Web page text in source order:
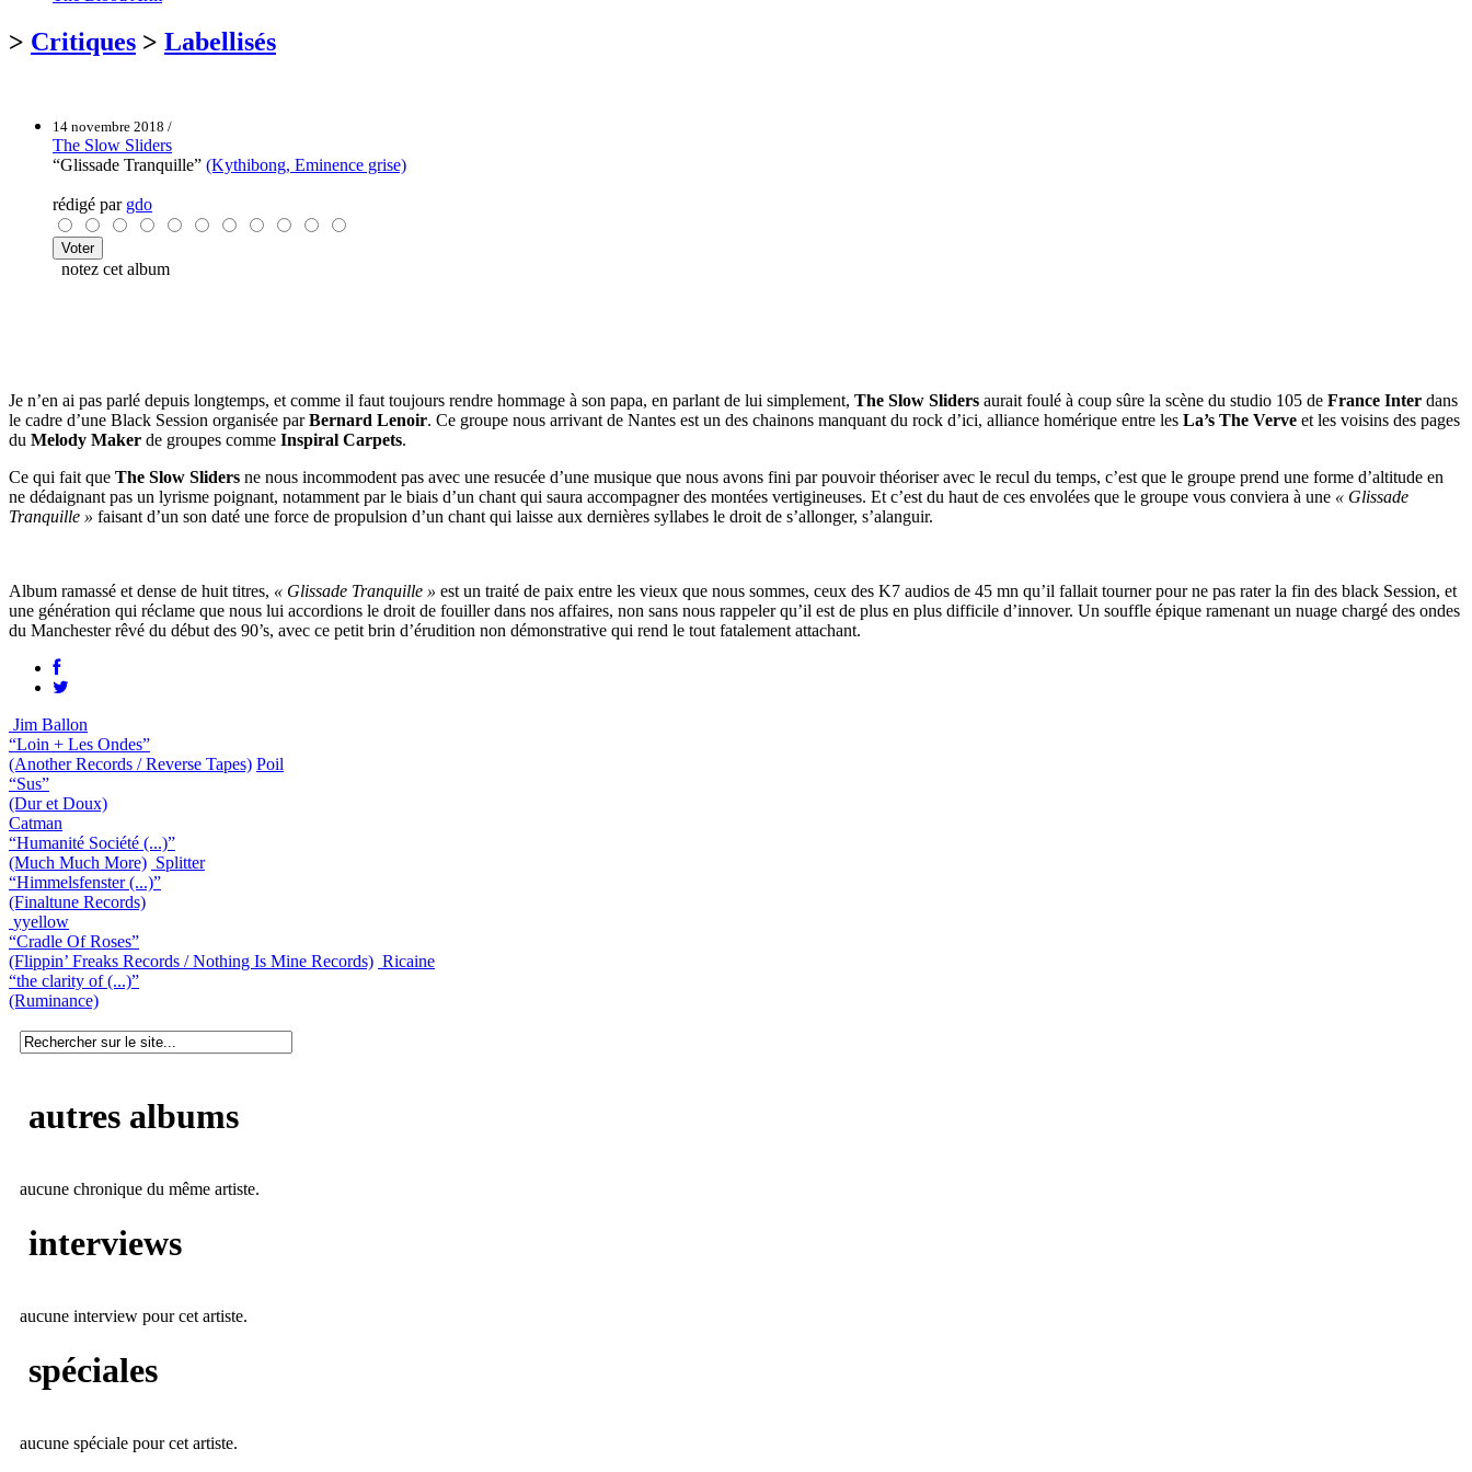
> Critiques > Labellisés
14 novembre 2018 /
The Slow Sliders
“Glissade Tranquille” (Kythibong, Eminence grise)
rédigé par gdo
notez cet album
Je n’en ai pas parlé depuis longtemps, et comme il faut toujours rendre hommage à son papa, en parlant de lui simplement, The Slow Sliders aurait foulé à coup sûre la scène du studio 105 de France Inter dans
le cadre d’une Black Session organisée parBernard Lenoir. Ce groupe nous arrivant de Nantes est un des chainons manquant du rock d’ici, alliance homérique entre les La’s The Verve et les voisins des pages
du Melody Maker de groupes comme Inspiral Carpets.
Ce qui fait que The Slow Sliders ne nous incommodent pas avec une resucée d’une musique que nous avons fini par pouvoir théoriser avec le recul du temps, c’est que le groupe prend une forme d’altitude en
ne dédaignant pas un lyrisme poignant, notamment par le biais d’un chant qui saura accompagner des montées vertigineuses. Et c’est du haut de ces envolées que le groupe vous conviera à une « Glissade
Tranquille » faisant d’un son daté une force de propulsion d’un chant qui laisse aux dernières syllabes le droit de s’allonger, s’alanguir.
Album ramassé et dense de huit titres, « Glissade Tranquille » est un traité de paix entre les vieux que nous sommes, ceux des K7 audios de 45 mn qu’il fallait tourner pour ne pas rater la fin des black Session, et
une génération qui réclame que nous lui accordions le droit de fouiller dans nos affaires, non sans nous rappeler qu’il est de plus en plus difficile d’innover. Un souffle épique ramenant un nuage chargé des ondes
du Manchester rêvé du début des 90’s, avec ce petit brin d’érudition non démonstrative qui rend le tout fatalement attachant.
Jim Ballon
“Loin + Les Ondes”
(Another Records / Reverse Tapes) Poil
“Sus”
(Dur et Doux)
Catman
“Humanité Société (...)”
(Much Much More) Splitter
“Himmelsfenster (...)”
(Finaltune Records)
yyellow
“Cradle Of Roses”
(Flippin’ Freaks Records / Nothing Is Mine Records) Ricaine
“the clarity of (...)”
(Ruminance)
autres albums
aucune chronique du même artiste.
interviews
aucune interview pour cet artiste.
spéciales
aucune spéciale pour cet artiste.